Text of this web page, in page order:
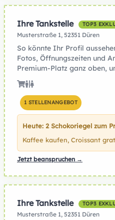
Ihre Tankstelle TOP3
Musterstraße 1, 52351 Düren
So könnte Ihr Profil
Fotos, Öffnungszeiten und
Premium-Platz ganz oben,
1 STELLENANGEBOT
Heute: 2 Schokoriegel zum
Kaffee kaufen, Croissant
Jetzt beanspruchen →
Ihre Tankstelle TOP3
Musterstraße 1, 52351 Düren